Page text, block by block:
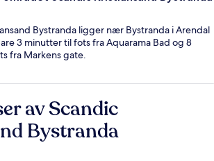
Bystranda ligger nær Bystranda i Arendal
3 minutter til fots fra Aquarama Bad og 8
fra Markens gate.
av Scandic
Bystranda